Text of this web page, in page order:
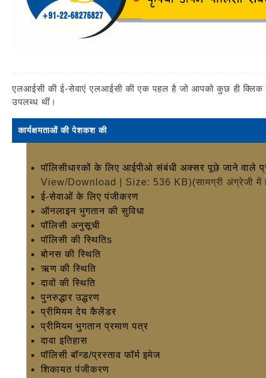
एलआईसी की ई-सेवाएं एलआईसी की एक पहल है जो आपको कुछ ही क्लिक
उपलब्ध थीं।
कार्यक्षमताओं की पेशकश की
पॉलिसीधारकों के लिए आईपीओ संबंधी अक्सर पूछे जाने वाले
View/Download | Size: 536 KB)(सामग्री अंग्रेजी
ई-सेवाओं के लिए पंजीकरण
ऑनलाइन भुगतान की सुविधा
पॉलिसी अनुसूची
पॉलिसी की स्थितिs
बोनस की स्थिति
ऋण की स्थिति
दावों की स्थिति
पुनरुद्धार उद्धरण
प्रीमियम देय कैलेंडर
प्रीमियम भुगतान प्रमाण पत्र
दावा इतिहास
पॉलिसी बॉन्ड/प्रस्ताव फॉर्म इमेज
शिकायत पंजीकरण